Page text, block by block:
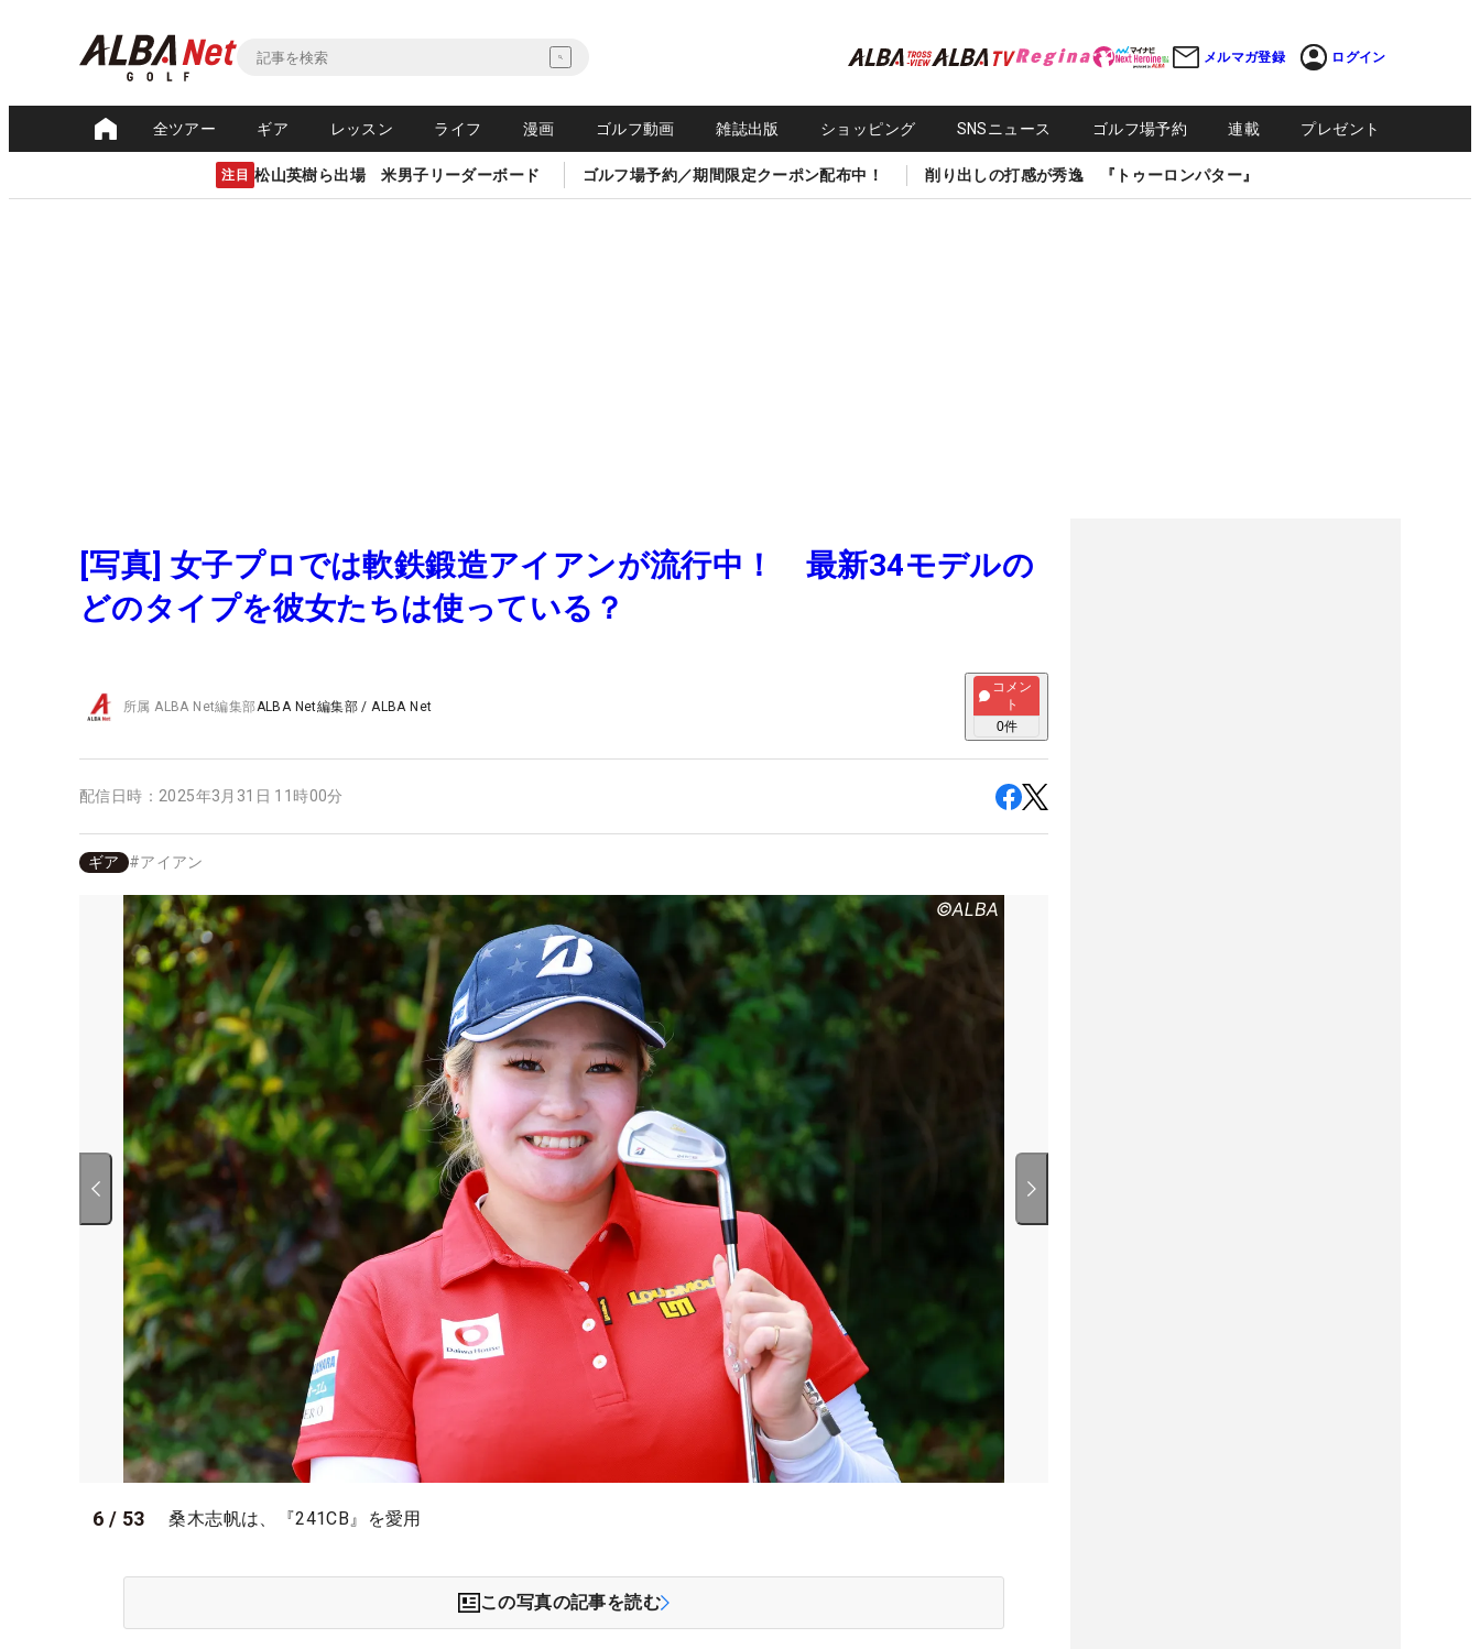
メルマガ登録 ログイン
全ツアー ギア レッスン ライフ 漫画 ゴルフ動画 雑誌出版 ショッピング SNSニュース ゴルフ場予約 連載 プレゼント
注目 松山英樹ら出場 米男子リーダーボード ゴルフ場予約／期間限定クーポン配布中！ 削り出しの打感が秀逸 『トゥーロンパター』
[写真] 女子プロでは軟鉄鍛造アイアンが流行中！ 最新34モデルの
どのタイプを彼女たちは使っている？
所属ALBA Net編集部ALBA Net編集部 /ALBA Net
コメン
ト
0件
配信日時： 2025年3月31日 11時00分
ギア #アイアン
6 / 53 桑木志帆は、『241CB』を愛用
この写真の記事を読む